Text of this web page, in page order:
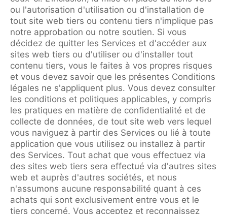
ou l'autorisation d'utilisation ou d'installation de
tout site web tiers ou contenu tiers n'implique pas
notre approbation ou notre soutien. Si vous
décidez de quitter les Services et d'accéder aux
sites web tiers ou d'utiliser ou d'installer tout
contenu tiers, vous le faites à vos propres risques
et vous devez savoir que les présentes Conditions
légales ne s'appliquent plus. Vous devez consulter
les conditions et politiques applicables, y compris
les pratiques en matière de confidentialité et de
collecte de données, de tout site web vers lequel
vous naviguez à partir des Services ou lié à toute
application que vous utilisez ou installez à partir
des Services. Tout achat que vous effectuez via
des sites web tiers sera effectué via d'autres sites
web et auprès d'autres sociétés, et nous
n'assumons aucune responsabilité quant à ces
achats qui sont exclusivement entre vous et le
tiers concerné. Vous acceptez et reconnaissez